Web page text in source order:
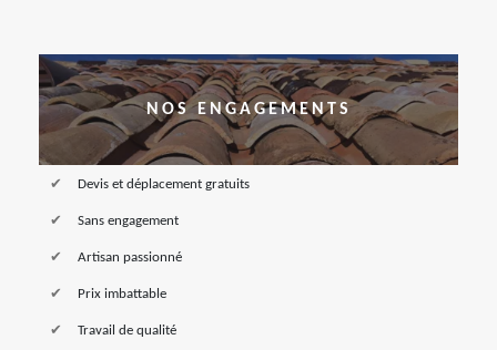
NOS ENGAGEMENTS
Devis et déplacement gratuits
Sans engagement
Artisan passionné
Prix imbattable
Travail de qualité